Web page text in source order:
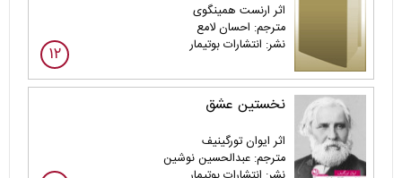
اثر ارنست همینگوی
مترجم: احسان لامع
نشر: انتشارات بوتیمار
۱۲
نخستین عشق
اثر ایوان تورگینیف
مترجم: عبدالحسین نوشین